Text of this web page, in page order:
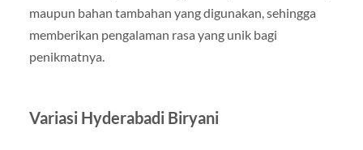
maupun bahan tambahan yang digunakan, sehingga
memberikan pengalaman rasa yang unik bagi
penikmatnya.
Variasi Hyderabadi Biryani